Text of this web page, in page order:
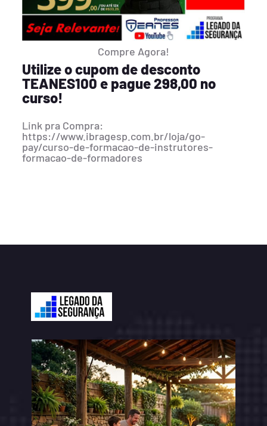
Compre Agora!
Utilize o cupom de desconto
TEANES100 e pague 298,00 no
curso!
Link pra Compra:
https://www.ibragesp.com.br/loja/go-
pay/curso-de-formacao-de-instrutores-
formacao-de-formadores